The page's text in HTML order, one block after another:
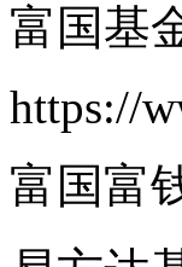
富国基
https://
富国富